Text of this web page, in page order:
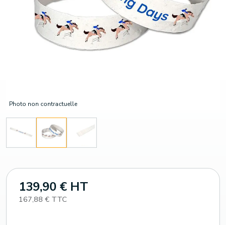
Photo non contractuelle
139,90 € HT
167,88 € TTC